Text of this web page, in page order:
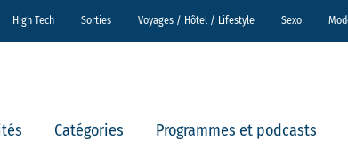
High Tech Sorties Voyages / Hôtel / Lifestyle Sexo
Catégories Programmes et podcasts